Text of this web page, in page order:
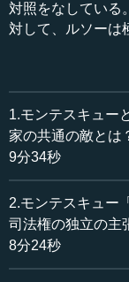
対照をなしている
対して、ルソーは
で、人とよく争
た、二人はお互
く異なっている。
終了後の質疑応答
※インタビュアー
収録日：2020年8
追加日：2020年11
カテゴリー：
哲学・思想
歴史・民族
西
≪全文≫
1.モンテスキュー
家の共通の敵とは
9分34秒
2.モンテスキュー
司法権の独立の主
8分24秒